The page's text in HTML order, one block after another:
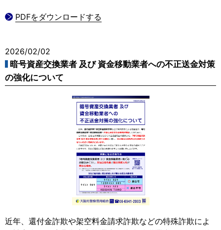
PDFをダウンロードする
2026/02/02
暗号資産交換業者 及び 資金移動業者への不正送金対策
の強化について
近年、還付金詐欺や架空料金請求詐欺などの特殊詐欺によ